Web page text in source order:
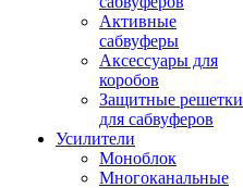
Активные
сабвуферы
Аксессуары для
коробов
Защитные решетки
для сабвуферов
Усилители
Моноблок
Многоканальные